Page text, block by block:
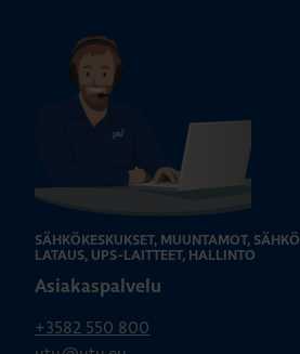
SÄHKÖKESKUKSET, MUUNTAMOT,
LATAUS, UPS-LAITTEET, HALLINTO
Asiakaspalvelu
+3582 550 800